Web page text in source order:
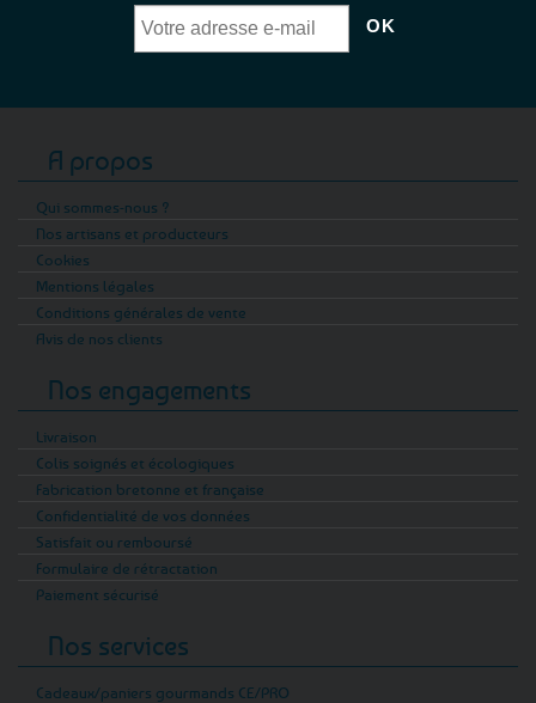
A propos
Qui sommes-nous ?
Nos artisans et producteurs
Cookies
Mentions légales
Conditions générales de vente
Avis de nos clients
Nos engagements
Livraison
Colis soignés et écologiques
Fabrication bretonne et française
Confidentialité de vos données
Satisfait ou remboursé
Formulaire de rétractation
Paiement sécurisé
Nos services
Cadeaux/paniers gourmands CE/PRO